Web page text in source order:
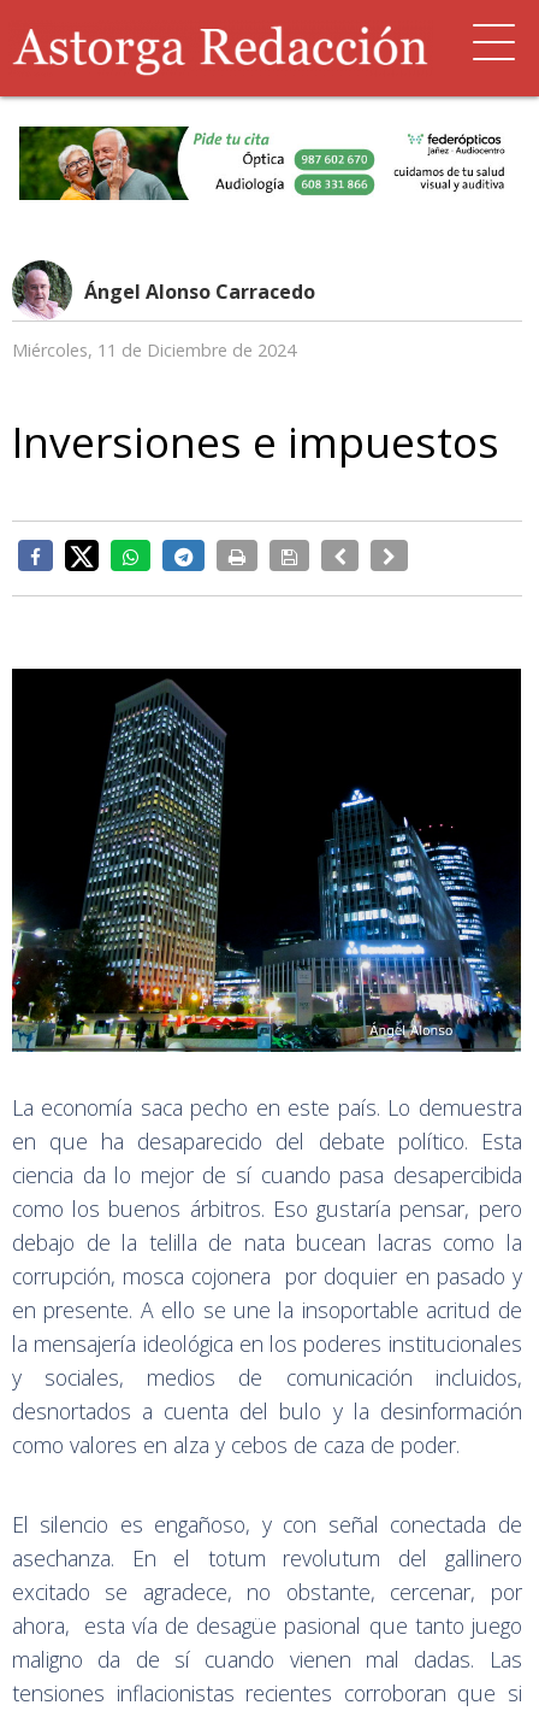
Ángel Alonso Carracedo
Miércoles, 11 de Diciembre de 2024
Inversiones e impuestos
La economía saca pecho en este país. Lo demuestra
en que ha desaparecido del debate político. Esta
ciencia da lo mejor de sí cuando pasa desapercibida
como los buenos árbitros. Eso gustaría pensar, pero
debajo de la telilla de nata bucean lacras como la
corrupción, mosca cojonera por doquier en pasado y
en presente. A ello se une la insoportable acritud de
la mensajería ideológica en los poderes institucionales
y sociales, medios de comunicación incluidos,
desnortados a cuenta del bulo y la desinformación
como valores en alza y cebos de caza de poder.
El silencio es engañoso, y con señal conectada de
asechanza. En el totum revolutum del gallinero
excitado se agradece, no obstante, cercenar, por
ahora, esta vía de desagüe pasional que tanto juego
maligno da de sí cuando vienen mal dadas. Las
tensiones inflacionistas recientes corroboran que si